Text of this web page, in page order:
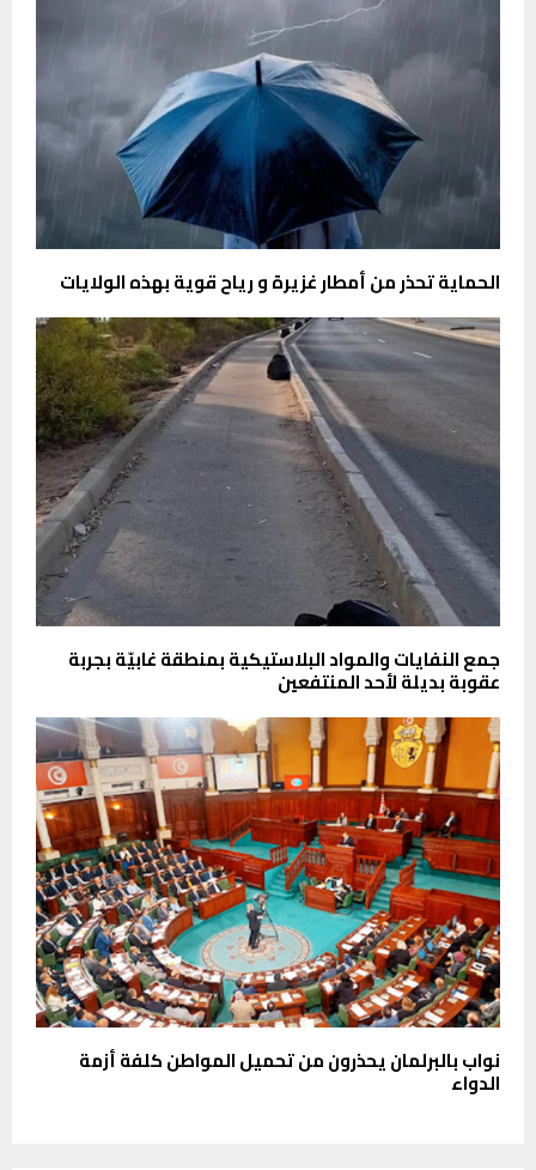
الحماية تحذر من أمطار غزيرة و رياح قوية بهذه الولايات
جمع النفايات والمواد البلاستيكية بمنطقة غابيّة بجربة
عقوبة بديلة لأحد المنتفعين
نواب بالبرلمان يحذرون من تحميل المواطن كلفة أزمة
الدواء